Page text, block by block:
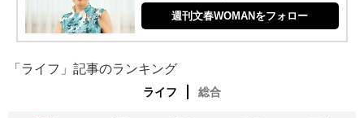
週刊文春WOMANをフォロー
「ライフ」記事のランキング
ライフ 総合